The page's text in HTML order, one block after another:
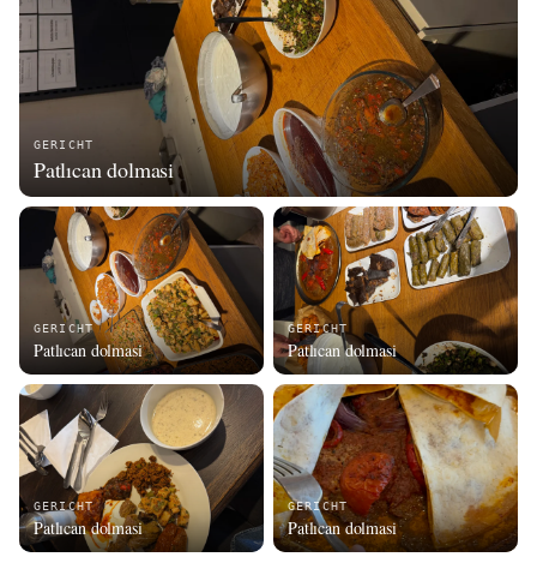
GERICHT
Patlıcan dolmasi
GERICHT
Patlıcan dolmasi
GERICHT
Patlıcan dolmasi
GERICHT
Patlıcan dolmasi
GERICHT
Patlıcan dolmasi